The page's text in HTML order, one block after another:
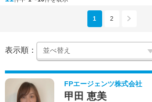
1 2
表示順：
FPエージェンツ株式会社
甲田 恵美